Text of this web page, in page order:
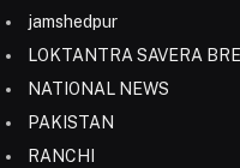
jamshedpur
LOKTANTRA SAVERA
NATIONAL NEWS
PAKISTAN
RANCHI